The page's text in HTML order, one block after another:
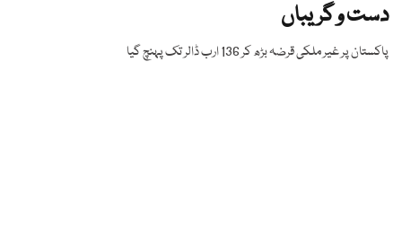
دست و گریباں
پاکستان پر غیر ملکی قرضہ بڑھ کر 136 ارب ڈالر تک پہنچ گیا